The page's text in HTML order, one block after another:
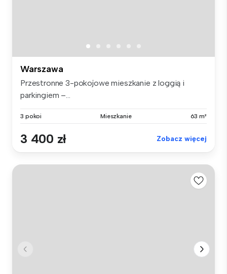
Warszawa
Przestronne 3-pokojowe mieszkanie z loggią i
parkingiem –...
3 pokoi Mieszkanie 63 m²
3 400 zł Zobacz więcej